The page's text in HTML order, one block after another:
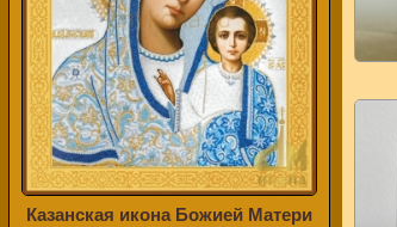
Казанская икона Божией Матери